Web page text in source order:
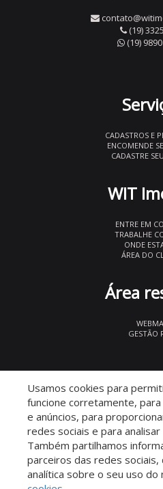
(19)
(19)
CADASTROS E
ENCOMENDE
CADASTRE
WIT
ENTRE EM
TRABALHE
ONDE
ÁREA DO
Área
GESTÃO
Descomplicado por:
Usamos cookies para
funcione corretamente,
e anúncios, para
redes sociais e para
Também partilhamos
parceiros das redes sociais,
analítica sobre o seu uso do